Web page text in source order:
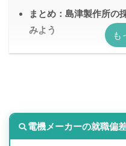
まとめ：島津製作所の
みよう
電機メーカーの就職偏